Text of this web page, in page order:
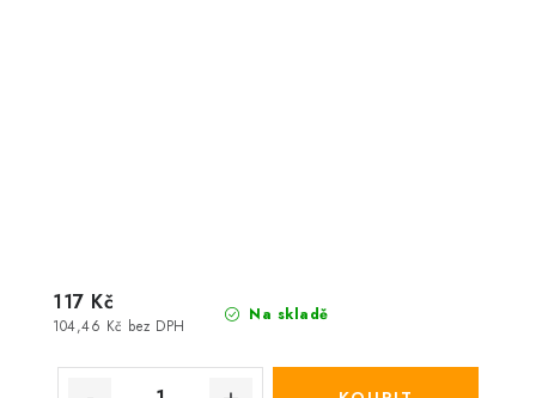
Na skladě
104,46 Kč bez DPH
117 Kč